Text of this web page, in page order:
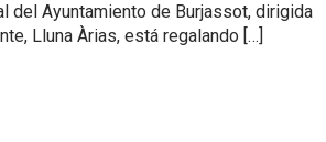
del Ayuntamiento de Burjassot, dirigida
Lluna Àrias, está regalando […]